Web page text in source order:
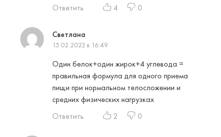
Ответить
4 0
Светлана
15.02.2022 в 16:49
Один белок+один жирок+4 углевода =
правильная формула для одного приема
пищи при нормальном телосложении и
средних физических нагрузках
Ответить
2 0